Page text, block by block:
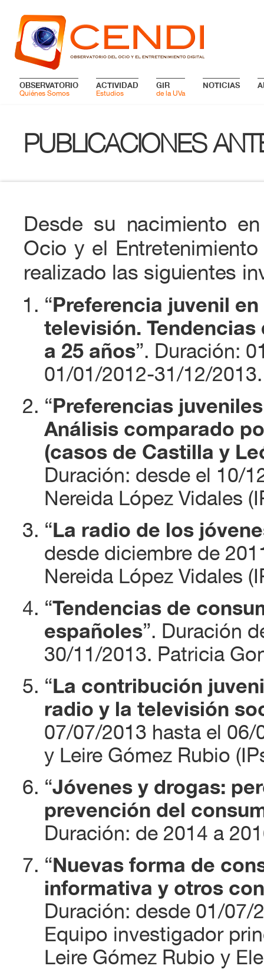
OBSERVATORIO
Quiénes Somos
ACTIVIDAD
Estudios
GIR
de la UVa
NOTICIAS
PUBLICACIONES
Desde su nacimiento
Ocio y el
realizado las siguientes
“Preferencia juvenil
televisión.
a 25 años”. Duración:
01/01/2012-31/12/
“Preferencias
Análisis comparado
(casos de Castilla y
Duración: desde el 10/
Nereida López Vidales
“La radio de los
desde diciembre de
Nereida López Vidales
“Tendencias de
españoles”. Duración
30/11/2013. Patricia
“La contribución
radio y la televisión
07/07/2013 hasta el 06/
y Leire Gómez Rubio
“Jóvenes y drogas:
prevención del
Duración: de 2014 a
“Nuevas forma de
informativa y otros
Duración: desde 01/07/
Equipo investigador
Leire Gómez Rubio y